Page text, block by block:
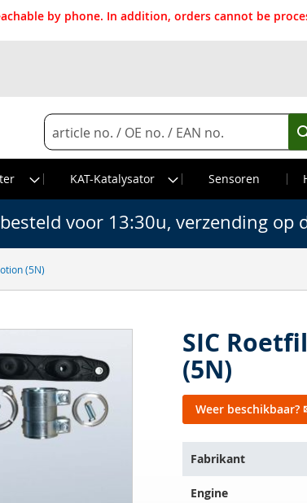
by phone. In addition, orders cannot be
Search
KAT-Katalysator Sensoren
(5N)
voor 13:30u, verzending op
SIC
(5N)
Weer beschikbaar?
artikel
op
Fabrikant
Engine